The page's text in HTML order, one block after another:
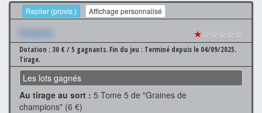
Replier (provis.) Affichage personnalisé
Xxxxxxx ★☆☆☆☆☆
Dotation : 30 € / 5 gagnants. Fin du jeu : Terminé depuis le 04/09/2025.
Tirage.
Les lots gagnés
Au tirage au sort : 5 Tome 5 de "Graines de
champions" (6 €)